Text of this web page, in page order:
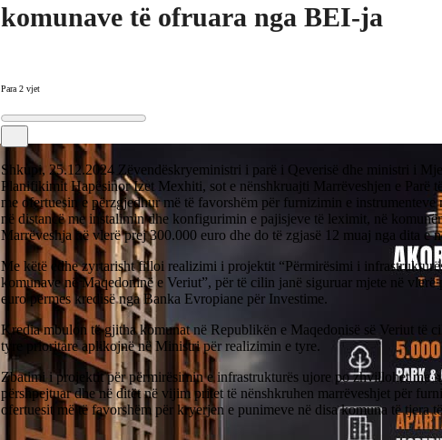
komunave të ofruara nga BEI-ja
Para 2 vjet
Shkupi, 25.12.2024 Zëvendëskryeministri i parë i Qeverisë dhe ministri i
Planifikimit Hapësinor Izet Mexhiti, sot e nënshkruajti Marrëveshjen e Parë
me ofertuesin e përzgjedhur më të favorshëm për furnizimin e instrumenteve
në distancë me instalimin dhe konfigurimin e pajisjeve të leximit, në
Marrëveshja në vlerë prej 300.000 euro dhe do të zgjasë 12 muaj nga dita e
Me këtë edhe zyrtarisht filloi realizimi i projektit “Përmirësimi i
komunave në Maqedoninë e Veriut”, për të cilin janë siguruar mjete në vlerë
euro përmes kredisë nga Banka Evropiane për Investime.
Kredia mbulon të gjitha komunat në Republikën e Maqedonisë së Veriut të
tyre prioritare aplikojnë në Ministri për realizimin e tyre.
Zbatimi i projektit për përmirësimin e infrastrukturës ujore po zhvillohet me
përshpejtuar dhe në ditët në vijim pritet të nënshkruhen marrëveshjet për
ofertuesit më të favorshëm për kryerjen e punimeve në disa komuna të tjera